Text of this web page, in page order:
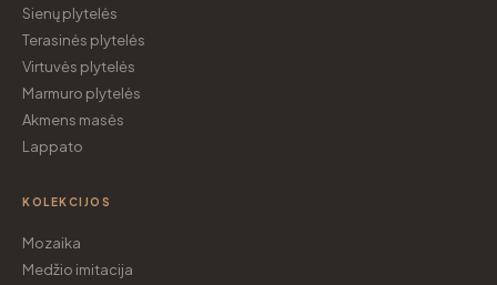
Sienų plytelės
Terasinės plytelės
Virtuvės plytelės
Marmuro plytelės
Akmens masės
Lappato
KOLEKCIJOS
Mozaika
Medžio imitacija